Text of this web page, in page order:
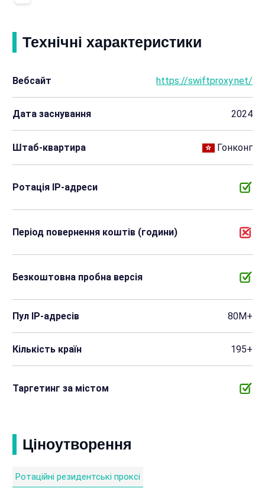
Технічні характеристики
Вебсайт https://swiftproxy.net/
Дата заснування 2024
Штаб-квартира Гонконг
Ротація IP-адреси
Період повернення коштів (години)
Безкоштовна пробна версія
Пул IP-адресів 80M+
Кількість країн 195+
Таргетинг за містом
Ціноутворення
Ротаційні резидентські проксі